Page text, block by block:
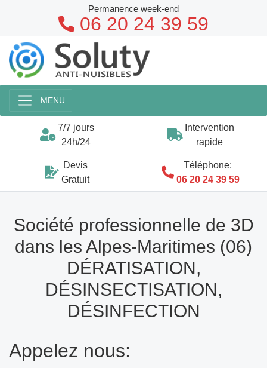
MENU
7/7 jours
24h/24
Intervention
rapide
Devis
Gratuit
Téléphone:
06 20 24 39 59
Société professionnelle de 3D
dans les Alpes-Maritimes (06)
DÉRATISATION,
DÉSINSECTISATION,
DÉSINFECTION
Appelez nous:
Permanence week-end
06 20 24 39 59